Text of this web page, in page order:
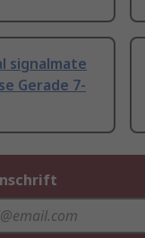
signalmate
Gerade 7-